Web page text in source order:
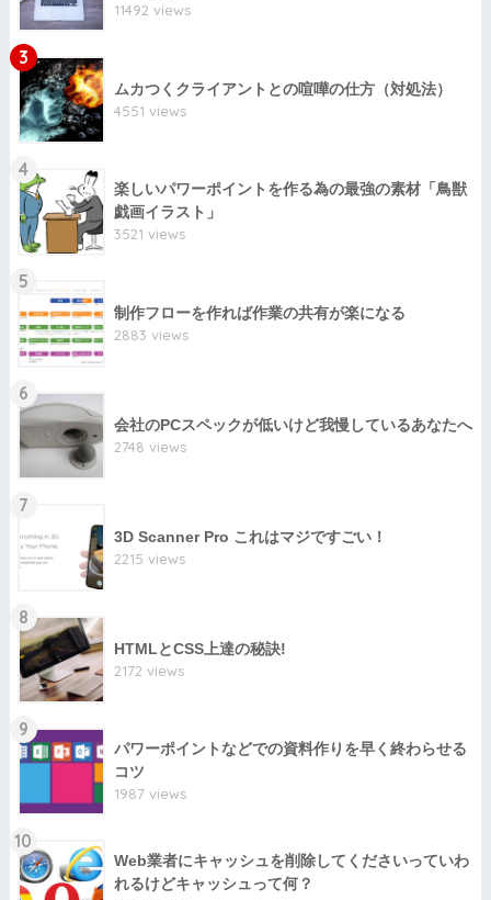
11492 views
3
ムカつくクライアントとの喧嘩の仕方（対処法）
4551 views
4
楽しいパワーポイントを作る為の最強の素材「鳥獣
戯画イラスト」
3521 views
5
制作フローを作れば作業の共有が楽になる
2883 views
6
会社のPCスペックが低いけど我慢しているあなたへ
2748 views
7
3D Scanner Pro これはマジですごい！
2215 views
8
HTMLとCSS上達の秘訣!
2172 views
9
パワーポイントなどでの資料作りを早く終わらせる
コツ
1987 views
10
Web業者にキャッシュを削除してくださいっていわ
れるけどキャッシュって何？